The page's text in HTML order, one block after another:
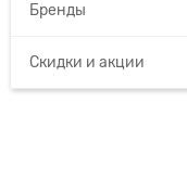
Бренды
Скидки и акции